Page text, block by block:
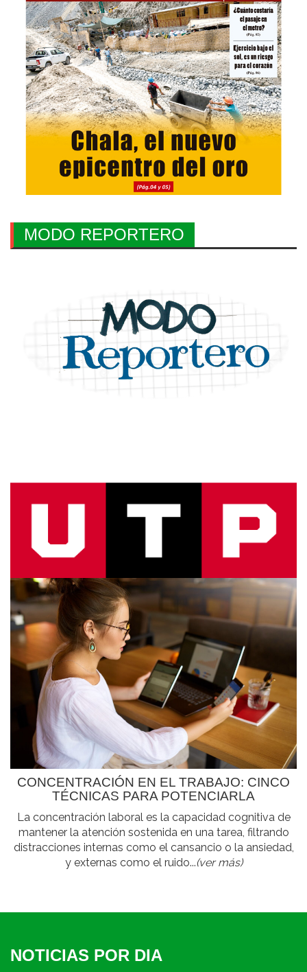
MODO REPORTERO
CONCENTRACIÓN EN EL TRABAJO: CINCO
TÉCNICAS PARA POTENCIARLA
La concentración laboral es la capacidad cognitiva de
mantener la atención sostenida en una tarea, filtrando
distracciones internas como el cansancio o la ansiedad,
y externas como el ruido...(ver más)
NOTICIAS POR DIA